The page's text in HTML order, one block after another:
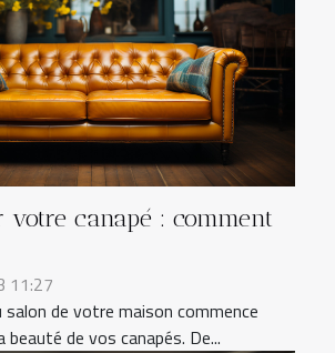
votre canapé : comment
11:27
salon de votre maison commence
beauté de vos canapés. De...